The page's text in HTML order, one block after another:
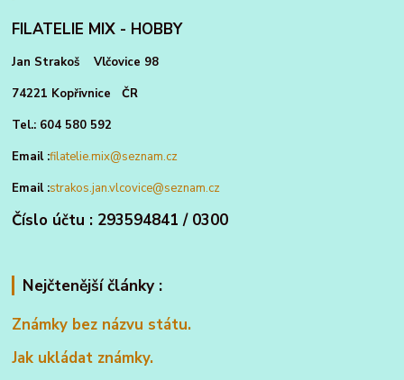
FILATELIE MIX - HOBBY
Jan Strakoš Vlčovice 98
74221 Kopřivnice ČR
Tel.: 604 580 592
Email :filatelie.mix@seznam.cz
Email :strakos.jan.vlcovice@seznam.cz
Číslo účtu : 293594841 / 0300
Nejčtenější články :
Známky bez názvu státu.
Jak ukládat známky.